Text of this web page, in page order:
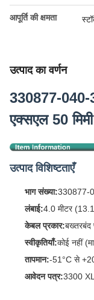
आपूर्ति की क्षमता
उत्पाद का वर्णन
330877-040-
एक्सएल 50
उत्पाद विशिष्टताएँ
भाग संख्या:330877-
लंबाई:4.0 मीटर
केबल प्रकार:बख्तरबंद
स्वीकृतियाँ:कोई नहीं
तापमान:-51°C से
आवेदन पत्र:3300 XL